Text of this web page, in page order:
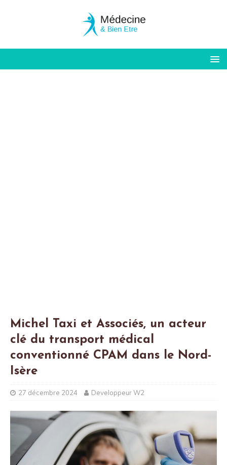
Michel Taxi et Associés, un acteur
clé du transport médical
conventionné CPAM dans le Nord-
Isère
27 décembre 2024 Developpeur W2